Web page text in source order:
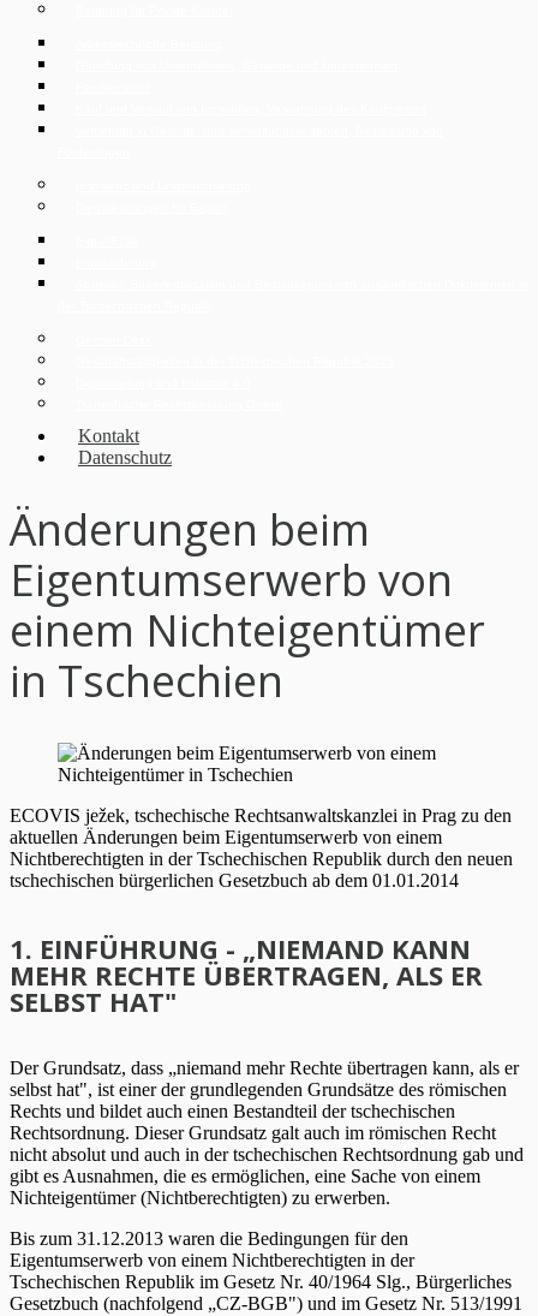
Kontakt
Datenschutz
Änderungen beim
Eigentumserwerb von
einem Nichteigentümer
in Tschechien
ECOVIS ježek, tschechische Rechtsanwaltskanzlei in Prag zu den
aktuellen Änderungen beim Eigentumserwerb von einem
Nichtberechtigten in der Tschechischen Republik durch den neuen
tschechischen bürgerlichen Gesetzbuch ab dem 01.01.2014
1. EINFÜHRUNG - „NIEMAND KANN
MEHR RECHTE ÜBERTRAGEN, ALS ER
SELBST HAT"
Der Grundsatz, dass „niemand mehr Rechte übertragen kann, als er
selbst hat", ist einer der grundlegenden Grundsätze des römischen
Rechts und bildet auch einen Bestandteil der tschechischen
Rechtsordnung. Dieser Grundsatz galt auch im römischen Recht
nicht absolut und auch in der tschechischen Rechtsordnung gab und
gibt es Ausnahmen, die es ermöglichen, eine Sache von einem
Nichteigentümer (Nichtberechtigten) zu erwerben.
Bis zum 31.12.2013 waren die Bedingungen für den
Eigentumserwerb von einem Nichtberechtigten in der
Tschechischen Republik im Gesetz Nr. 40/1964 Slg., Bürgerliches
Gesetzbuch (nachfolgend „CZ-BGB") und im Gesetz Nr. 513/1991